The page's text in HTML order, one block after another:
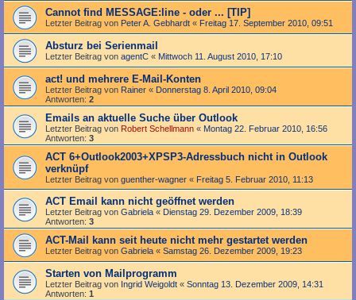
Cannot find MESSAGE:line - oder ... [TIP]
Letzter Beitrag von Peter A. Gebhardt « Freitag 17. September 2010, 09:51
Absturz bei Serienmail
Letzter Beitrag von agentC « Mittwoch 11. August 2010, 17:10
act! und mehrere E-Mail-Konten
Letzter Beitrag von Rainer « Donnerstag 8. April 2010, 09:04
Antworten: 2
Emails an aktuelle Suche über Outlook
Letzter Beitrag von Robert Schellmann « Montag 22. Februar 2010, 16:56
Antworten: 3
ACT 6+Outlook2003+XPSP3-Adressbuch nicht in Outlook
verknüpf
Letzter Beitrag von guenther-wagner « Freitag 5. Februar 2010, 11:13
ACT Email kann nicht geöffnet werden
Letzter Beitrag von Gabriela « Dienstag 29. Dezember 2009, 18:39
Antworten: 3
ACT-Mail kann seit heute nicht mehr gestartet werden
Letzter Beitrag von Gabriela « Samstag 26. Dezember 2009, 19:23
Starten von Mailprogramm
Letzter Beitrag von Ingrid Weigoldt « Sonntag 13. Dezember 2009, 14:31
Antworten: 1